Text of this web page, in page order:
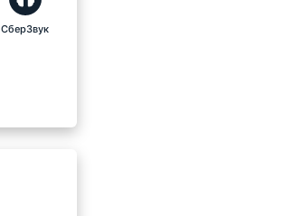
СберЗвук